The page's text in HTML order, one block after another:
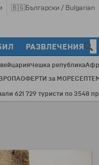
🇧🇬Български / Bulgarian
РАЗВЛЕЧЕНИЯ
Чешка република
ОФЕРТИ за МОРЕ
729 туристи по 3548